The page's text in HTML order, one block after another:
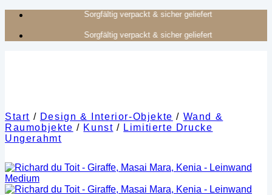
Zum
springen
Authentisches Kunsthandwerk aus Afrika
Authentisches Kunsthandwerk aus Afrika
Start / Design & Interior-Objekte / Wand &
Raumobjekte / Kunst / Limitierte Drucke
Ungerahmt